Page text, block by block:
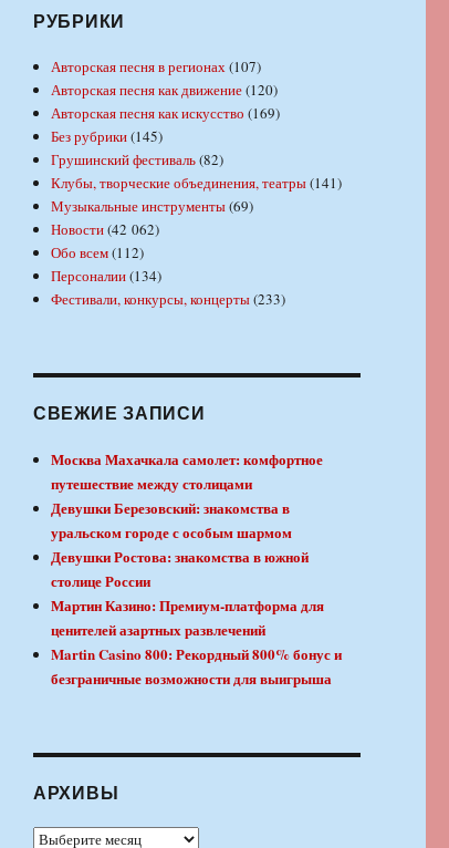
РУБРИКИ
Авторская песня в регионах(107)
Авторская песня как движение(120)
Авторская песня как искусство (169)
Без рубрики(145)
Грушинский фестиваль(82)
Клубы, творческие объединения, театры(141)
Музыкальные инструменты(69)
Новости(42 062)
Обо всем(112)
Персоналии(134)
Фестивали, конкурсы, концерты(233)
СВЕЖИЕ ЗАПИСИ
Москва Махачкала самолет: комфортное
путешествие между столицами
Девушки Березовский: знакомства в
уральском городе с особым шармом
Девушки Ростова: знакомства в южной
столице России
Мартин Казино: Премиум-платформа для
ценителей азартных развлечений
Martin Casino 800: Рекордный 800% бонус и
безграничные возможности для выигрыша
АРХИВЫ
Архивы